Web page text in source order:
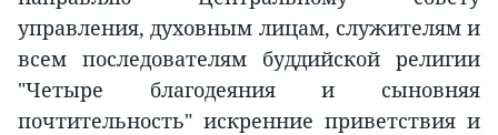
управления, духовным лицам, служителям и
всем последователям буддийской религии
"Четыре благодеяния и сыновняя
почтительность" искренние приветствия и